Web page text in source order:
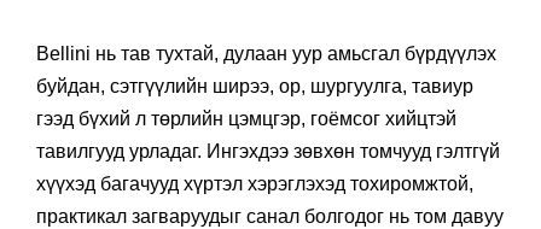
Bellini нь тав тухтай, дулаан уур амьсгал бүрдүүлэх
буйдан, сэтгүүлийн ширээ, ор, шургуулга, тавиур
гээд бүхий л төрлийн цэмцгэр, гоёмсог хийцтэй
тавилгууд урладаг. Ингэхдээ зөвхөн томчууд гэлтгүй
хүүхэд багачууд хүртэл хэрэглэхэд тохиромжтой,
практикал загваруудыг санал болгодог нь том давуу